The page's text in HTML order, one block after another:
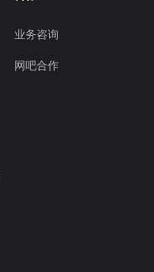
业务咨询
网吧合作